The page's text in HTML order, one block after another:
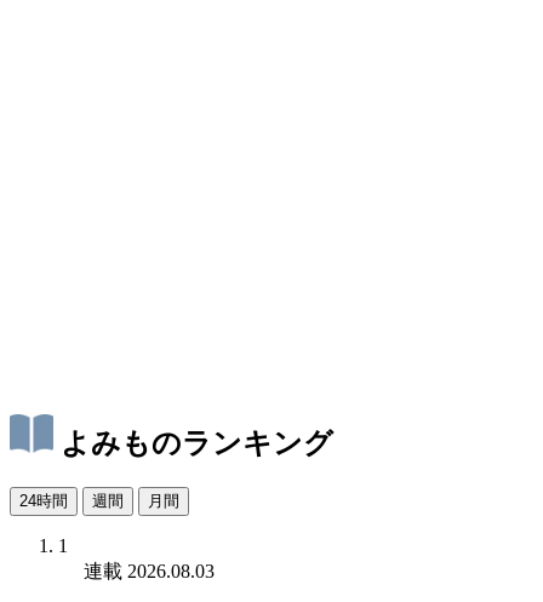
よみものランキング
24時間 週間 月間
1
連載 2026.08.03